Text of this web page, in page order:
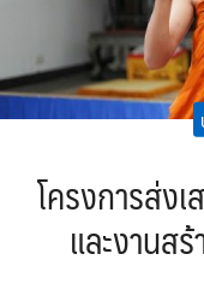
โครงการส่ง
และงานส